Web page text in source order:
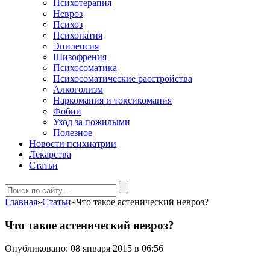
Психотерапия
Невроз
Психоз
Психопатия
Эпилепсия
Шизофрения
Психосоматика
Психосоматические расстройства
Алкоголизм
Наркомания и токсикомания
Фобии
Уход за пожилыми
Полезное
Новости психиатрии
Лекарства
Статьи
Главная»Статьи»Что такое астенический невроз?
Что такое астенический невроз?
Опубликовано: 08 января 2015 в 06:56